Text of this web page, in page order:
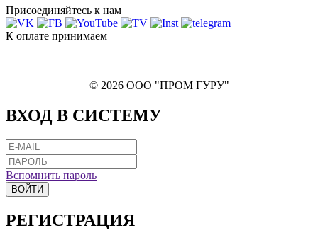
Присоединяйтесь к нам
К оплате принимаем
© 2026 ООО "ПРОМ ГУРУ"
ВХОД В СИСТЕМУ
Вспомнить пароль
ВОЙТИ
РЕГИСТРАЦИЯ